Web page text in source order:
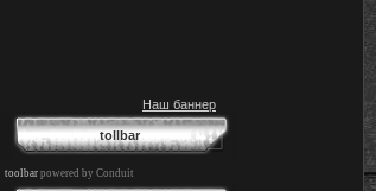
Наш баннер
tollbar
toolbar powered by Conduit